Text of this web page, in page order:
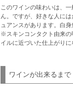
このワインの味わいは、
ん。ですが、好きな人に
ュアンスがあります。白
※スキンコンタクト由来の
イルに近づいた仕上がりに
ワインが出来るまで